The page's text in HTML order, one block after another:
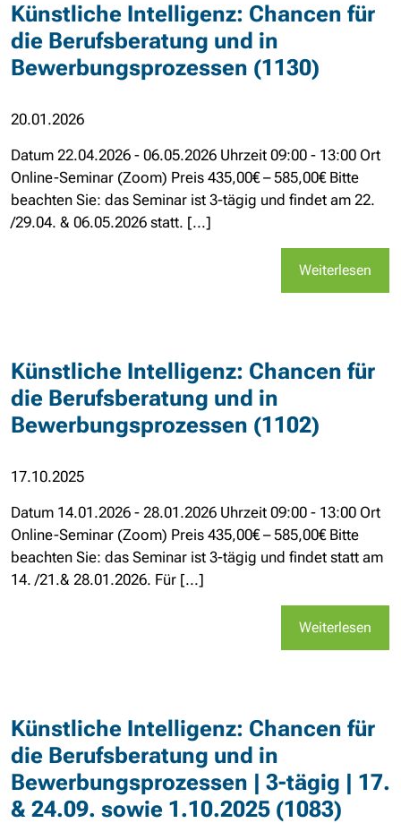
Künstliche Intelligenz: Chancen für
die Berufsberatung und in
Bewerbungsprozessen (1130)
20.01.2026
Datum 22.04.2026 - 06.05.2026 Uhrzeit 09:00 - 13:00 Ort
Online-Seminar (Zoom) Preis 435,00€ – 585,00€ Bitte
beachten Sie: das Seminar ist 3-tägig und findet am 22.
/29.04. & 06.05.2026 statt. [...]
Weiterlesen
Künstliche Intelligenz: Chancen für
die Berufsberatung und in
Bewerbungsprozessen (1102)
17.10.2025
Datum 14.01.2026 - 28.01.2026 Uhrzeit 09:00 - 13:00 Ort
Online-Seminar (Zoom) Preis 435,00€ – 585,00€ Bitte
beachten Sie: das Seminar ist 3-tägig und findet statt am
14. /21.& 28.01.2026. Für [...]
Weiterlesen
Künstliche Intelligenz: Chancen für
die Berufsberatung und in
Bewerbungsprozessen | 3-tägig | 17.
& 24.09. sowie 1.10.2025 (1083)